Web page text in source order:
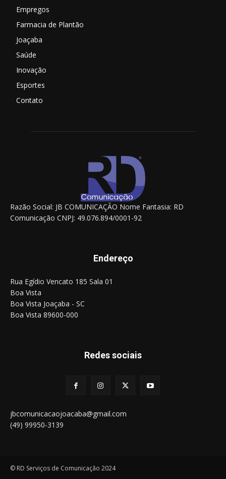
Empregos
Farmacia de Plantão
Joaçaba
Saúde
Inovação
Esportes
Contato
Razão Social: JB COMUNICAÇÃO Nome Fantasia: RD
Comunicação CNPJ: 49.076.894/0001-92
Endereço
Rua Egídio Vencato 185 Sala 01
Boa Vista
Boa Vista Joaçaba - SC
Boa Vista 89600-000
Redes sociais
jbcomunicacaojoacaba@gmail.com
(49) 99950-3139
© RD Serviços de Comunicação 2024